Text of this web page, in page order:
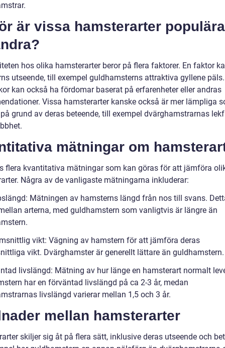
är vissa hamsterarter
hos olika hamsterarter beror på flera faktorer. En faktor
utseende, till exempel guldhamsterns attraktiva gyllene päls.
kan också ha fördomar baserat på erfarenheter eller andras
Vissa hamsterarter kanske också är mer lämpliga
grund av deras beteende, till exempel dvärghamstrarnas
mätningar om
flera kvantitativa mätningar som kan göras för att jämföra
Några av de vanligaste mätningarna inkluderar:
Mätningen av hamsterns längd från nos till svans.
arterna, med guldhamstern som vanligtvis är längre än
vikt: Vägning av hamstern för att jämföra deras
vikt. Dvärghamster är generellt lättare än guldhamstern.
livslängd: Mätning av hur länge en hamsterart normalt
har en förväntad livslängd på ca 2-3 år, medan
livslängd varierar mellan 1,5 och 3 år.
mellan hamsterarter
skiljer sig åt på flera sätt, inklusive deras utseende och